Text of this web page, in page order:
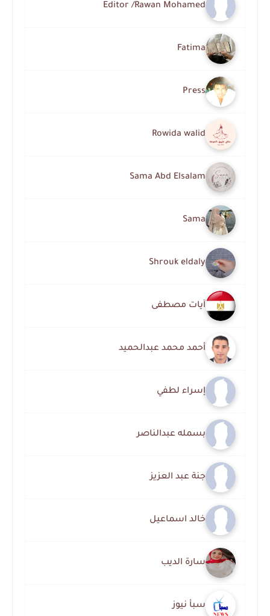
Editor /Rawan Mohamed
Fatima
Press
Rowida walid
Sama Abd Elsalam
Sama
Shrouk eldaly
آيات مصطفى
أحمد محمد عبدالحميد
إسراء لطفي
بسمله عبدالناصر
جنة عبد العزيز
خالد اسماعيل
سارة الديب
سبأ نيوز